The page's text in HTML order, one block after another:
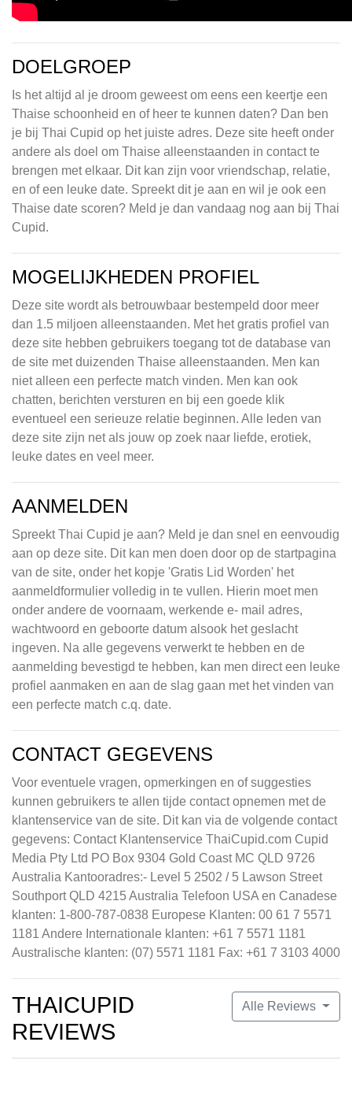
DOELGROEP
Is het altijd al je droom geweest om eens een keertje een
Thaise schoonheid en of heer te kunnen daten? Dan ben
je bij Thai Cupid op het juiste adres. Deze site heeft onder
andere als doel om Thaise alleenstaanden in contact te
brengen met elkaar. Dit kan zijn voor vriendschap, relatie,
en of een leuke date. Spreekt dit je aan en wil je ook een
Thaise date scoren? Meld je dan vandaag nog aan bij Thai
Cupid.
MOGELIJKHEDEN PROFIEL
Deze site wordt als betrouwbaar bestempeld door meer
dan 1.5 miljoen alleenstaanden. Met het gratis profiel van
deze site hebben gebruikers toegang tot de database van
de site met duizenden Thaise alleenstaanden. Men kan
niet alleen een perfecte match vinden. Men kan ook
chatten, berichten versturen en bij een goede klik
eventueel een serieuze relatie beginnen. Alle leden van
deze site zijn net als jouw op zoek naar liefde, erotiek,
leuke dates en veel meer.
AANMELDEN
Spreekt Thai Cupid je aan? Meld je dan snel en eenvoudig
aan op deze site. Dit kan men doen door op de startpagina
van de site, onder het kopje 'Gratis Lid Worden' het
aanmeldformulier volledig in te vullen. Hierin moet men
onder andere de voornaam, werkende e- mail adres,
wachtwoord en geboorte datum alsook het geslacht
ingeven. Na alle gegevens verwerkt te hebben en de
aanmelding bevestigd te hebben, kan men direct een leuke
profiel aanmaken en aan de slag gaan met het vinden van
een perfecte match c.q. date.
CONTACT GEGEVENS
Voor eventuele vragen, opmerkingen en of suggesties
kunnen gebruikers te allen tijde contact opnemen met de
klantenservice van de site. Dit kan via de volgende contact
gegevens: Contact Klantenservice ThaiCupid.com Cupid
Media Pty Ltd PO Box 9304 Gold Coast MC QLD 9726
Australia Kantooradres:- Level 5 2502 / 5 Lawson Street
Southport QLD 4215 Australia Telefoon USA en Canadese
klanten: 1-800-787-0838 Europese Klanten: 00 61 7 5571
1181 Andere Internationale klanten: +61 7 5571 1181
Australische klanten: (07) 5571 1181 Fax: +61 7 3103 4000
Alle Reviews
THAICUPID
REVIEWS